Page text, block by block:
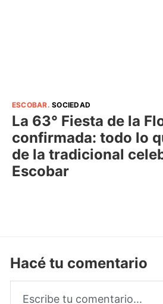
ESCOBAR.SOCIEDAD
La 63° Fiesta de la
confirmada: todo lo
de la tradicional
Escobar
Hacé tu comentario